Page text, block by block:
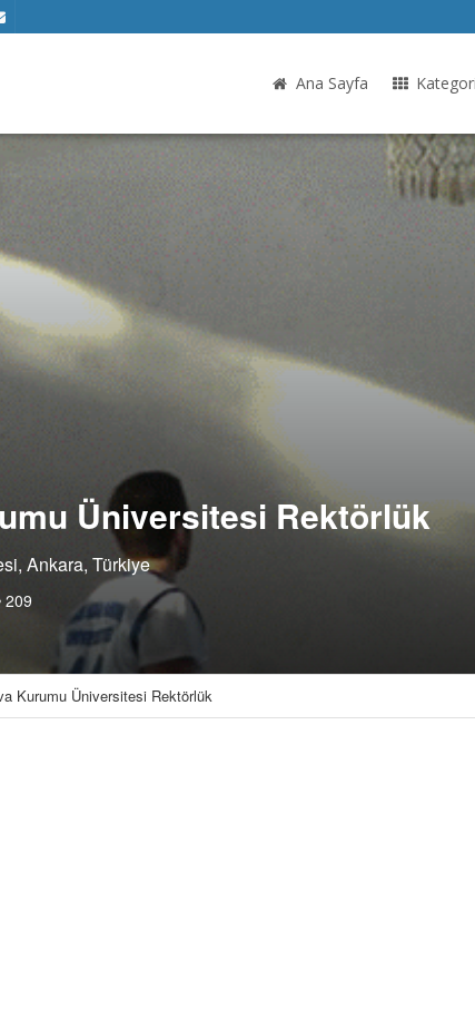
Ana Sayfa
Üniversitesi Rektörlük
Ankara, Türkiye
209
Kurumu Üniversitesi Rektörlük